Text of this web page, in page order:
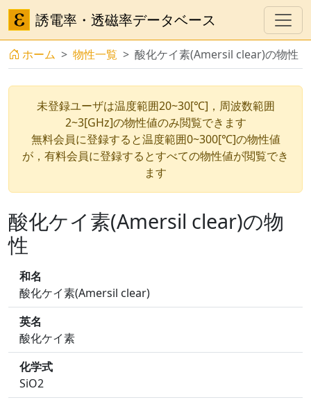
誘電率・透磁率データベース
ホーム 物性一覧 酸化ケイ素(Amersil clear)の物性
未登録ユーザは温度範囲20~30[℃]，周波数範囲
2~3[GHz]の物性値のみ閲覧できます
無料会員に登録すると温度範囲0~300[℃]の物性値
が，有料会員に登録するとすべての物性値が閲覧でき
ます
酸化ケイ素(Amersil clear)の物
性
和名
酸化ケイ素(Amersil clear)
英名
酸化ケイ素
化学式
SiO2